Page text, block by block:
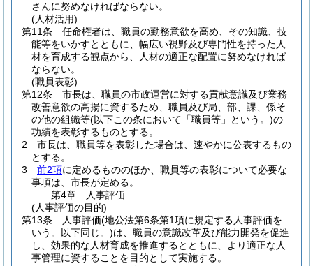
さんに努めなければならない。
(人材活用)
第11条
任命権者は、職員の勤務意欲を高め、その知識、技
能等をいかすとともに、幅広い視野及び専門性を持った人
材を育成する観点から、人材の適正な配置に努めなければ
ならない。
(職員表彰)
第12条
市長は、職員の市政運営に対する貢献意識及び業務
改善意欲の高揚に資するため、職員及び局、部、課、係そ
の他の組織等(以下この条において「職員等」という。)の
功績を表彰するものとする。
2
市長は、職員等を表彰した場合は、速やかに公表するもの
とする。
3
前2項に定めるもののほか、職員等の表彰について必要な
事項は、市長が定める。
第4章
人事評価
(人事評価の目的)
第13条
人事評価(地公法第6条第1項に規定する人事評価を
いう。以下同じ。)は、職員の意識改革及び能力開発を促進
し、効果的な人材育成を推進するとともに、より適正な人
事管理に資することを目的として実施する。